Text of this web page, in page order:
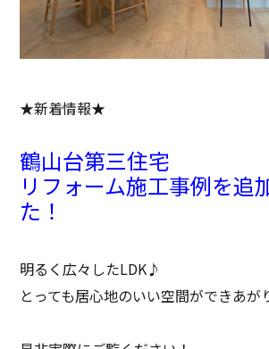
★新着情報★
鶴山台第三住宅
リフォーム施工事例を追
た！
明るく広々したLDK♪
とっても居心地のいい空間ができあが